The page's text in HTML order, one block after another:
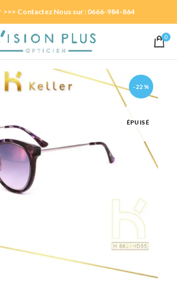
>>> Contactez Nous sur : 0666-984-864
0
-22%
ÉPUISÉ